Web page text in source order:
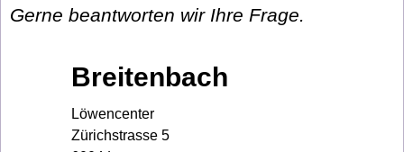
Gerne beantworten wir Ihre Frage.
Breitenbach
Löwencenter
Zürichstrasse 5